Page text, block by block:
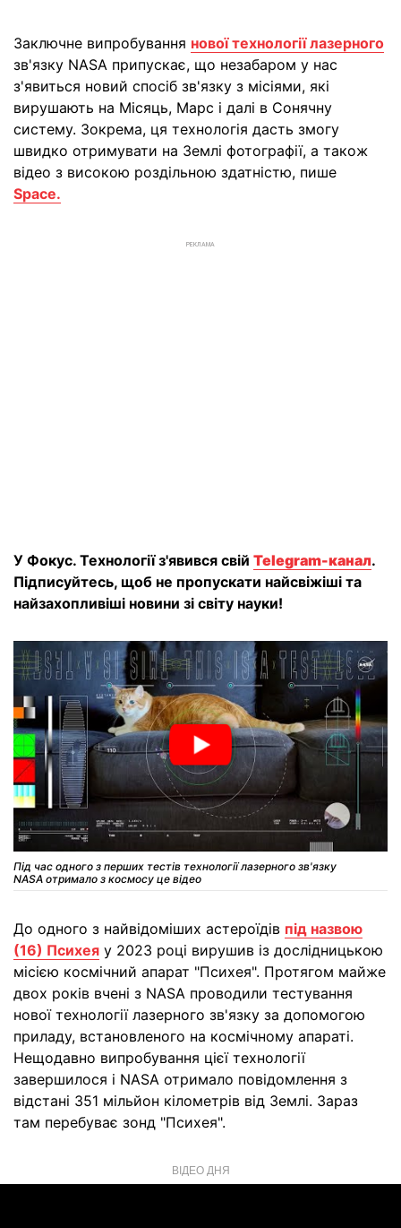
Заключне випробування нової технології лазерного
зв'язку NASA припускає, що незабаром у нас
з'явиться новий спосіб зв'язку з місіями, які
вирушають на Місяць, Марс і далі в Сонячну
систему. Зокрема, ця технологія дасть змогу
швидко отримувати на Землі фотографії, а також
відео з високою роздільною здатністю, пише
Space.
РЕКЛАМА
У Фокус. Технології з'явився свій Telegram-канал.
Підписуйтесь, щоб не пропускати найсвіжіші та
найзахопливіші новини зі світу науки!
Під час одного з перших тестів технології лазерного зв'язку
NASA отримало з космосу це відео
До одного з найвідоміших астероїдів під назвою
(16) Психея у 2023 році вирушив із дослідницькою
місією космічний апарат "Психея". Протягом майже
двох років вчені з NASA проводили тестування
нової технології лазерного зв'язку за допомогою
приладу, встановленого на космічному апараті.
Нещодавно випробування цієї технології
завершилося і NASA отримало повідомлення з
відстані 351 мільйон кілометрів від Землі. Зараз
там перебуває зонд "Психея".
ВІДЕО ДНЯ